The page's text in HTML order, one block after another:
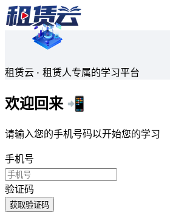
租赁云 · 租赁人专属的学习平台
欢迎回来 📲
请输入您的手机号码以开始您的学习
手机号
验证码
获取验证码